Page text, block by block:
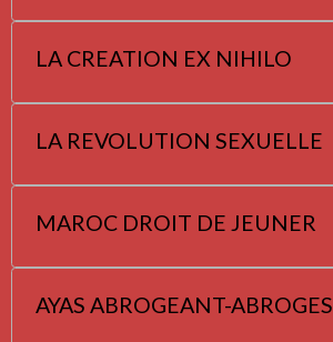
LA CREATION EX NIHILO
LA REVOLUTION SEXUELLE
MAROC DROIT DE JEUNER
AYAS ABROGEANT-ABROGES